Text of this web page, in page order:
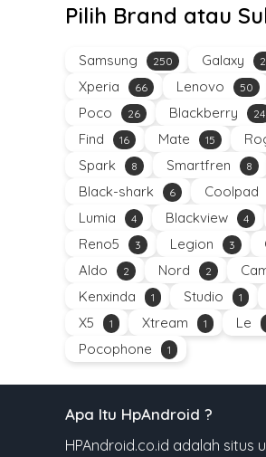
Pilih Brand atau
Samsung 250 Galaxy
Xperia 66 Lenovo 50
Poco 26 Blackberry 24
Find 16 Mate 15
Spark 8 Smartfren 8
Black-shark 6 Coolpad
Lumia 4 Blackview 4
Reno5 3 Legion 3
Aldo 2 Nord 2
Kenxinda 1 Studio 1
X5 1 Xtream 1 Le
Pocophone 1
Apa Itu HpAndroid ?
HPAndroid.co.id adalah situs